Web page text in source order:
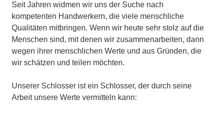
Seit Jahren widmen wir uns der Suche nach
kompetenten Handwerkern, die viele menschliche
Qualitäten mitbringen. Wenn wir heute sehr stolz auf die
Menschen sind, mit denen wir zusammenarbeiten, dann
wegen ihrer menschlichen Werte und aus Gründen, die
wir schätzen und teilen möchten.
Unserer Schlosser ist ein Schlosser, der durch seine
Arbeit unsere Werte vermitteln kann: